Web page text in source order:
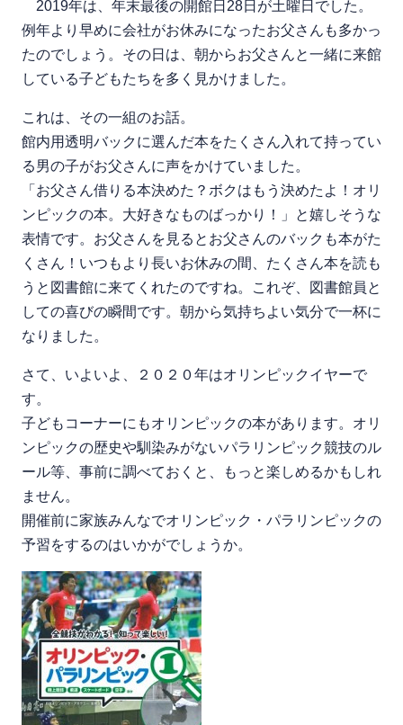
2019年は、年末最後の開館日28日が土曜日でした。
例年より早めに会社がお休みになったお父さんも多かっ
たのでしょう。その日は、朝からお父さんと一緒に来館
している子どもたちを多く見かけました。
これは、その一組のお話。
館内用透明バックに選んだ本をたくさん入れて持ってい
る男の子がお父さんに声をかけていました。
「お父さん借りる本決めた？ボクはもう決めたよ！オリ
ンピックの本。大好きなものばっかり！」と嬉しそうな
表情です。お父さんを見るとお父さんのバックも本がた
くさん！いつもより長いお休みの間、たくさん本を読も
うと図書館に来てくれたのですね。これぞ、図書館員と
しての喜びの瞬間です。朝から気持ちよい気分で一杯に
なりました。
さて、いよいよ、２０２０年はオリンピックイヤーで
す。
子どもコーナーにもオリンピックの本があります。オリ
ンピックの歴史や馴染みがないパラリンピック競技のル
ール等、事前に調べておくと、もっと楽しめるかもしれ
ません。
開催前に家族みんなでオリンピック・パラリンピックの
予習をするのはいかがでしょうか。